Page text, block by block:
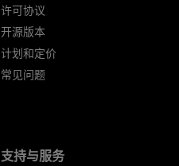
许可协议
开源版本
计划和定价
常见问题
支持与服务